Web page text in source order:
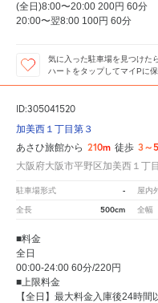
(全日)8:00〜20:00 200円 60分
20:00〜翌8:00 100円 60分
気に入った駐車場を見つけた
ハートをタップしてマイPに
ID:305041520
加美西１丁目第３
あさひ旅館から 210m 徒歩 3～
大阪府大阪市平野区加美西１丁
駐車場形式 - 屋内
全長 500cm 全幅
■料金
全日
00:00-24:00 60分/220円
■上限料金
【全日】最大料金入庫後24時間